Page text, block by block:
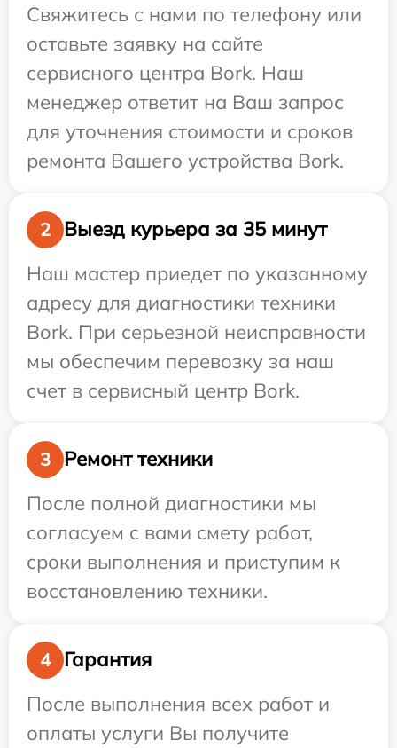
Свяжитесь с нами по телефону или
оставьте заявку на сайте
сервисного центра Bork. Наш
менеджер ответит на Ваш запрос
для уточнения стоимости и сроков
ремонта Вашего устройства Bork.
2
Выезд курьера за 35 минут
Наш мастер приедет по указанному
адресу для диагностики техники
Bork. При серьезной неисправности
мы обеспечим перевозку за наш
счет в сервисный центр Bork.
3
Ремонт техники
После полной диагностики мы
согласуем с вами смету работ,
сроки выполнения и приступим к
восстановлению техники.
4
Гарантия
После выполнения всех работ и
оплаты услуги Вы получите